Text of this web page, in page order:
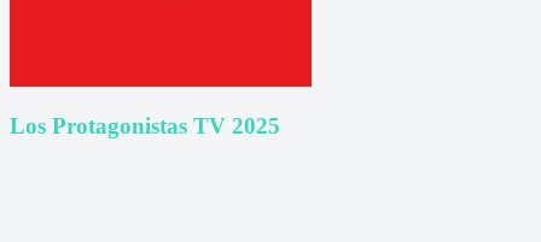
Los Protagonistas TV 2025